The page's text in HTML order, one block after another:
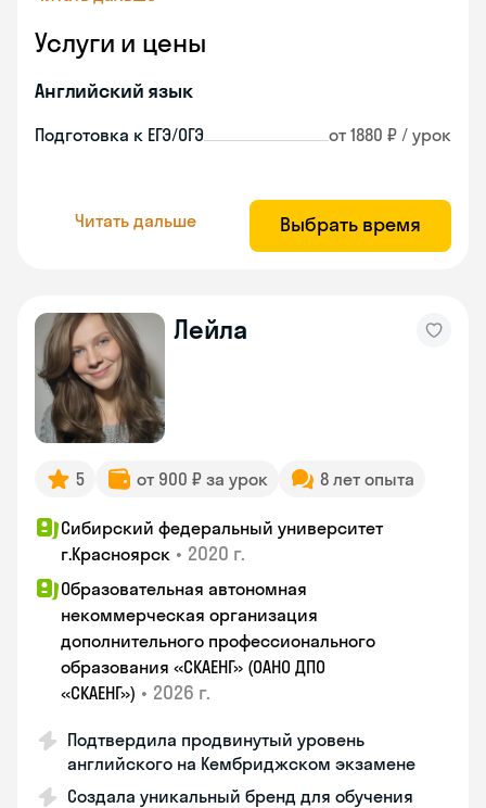
Услуги и цены
Английский язык
Подготовка к ЕГЭ/ОГЭ от 1880 ₽ / урок
Читать дальше Выбрать время
Лейла
5 от 900 ₽ за урок 8 лет опыта
Сибирский федеральный университет
г.Красноярск • 2020 г.
Образовательная автономная
некоммерческая организация
дополнительного профессионального
образования «СКАЕНГ» (ОАНО ДПО
«СКАЕНГ») • 2026 г.
Подтвердила продвинутый уровень
английского на Кембриджском экзамене
Создала уникальный бренд для обучения